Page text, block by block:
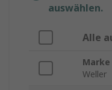
auswählen.
Alle
Marke
Weller